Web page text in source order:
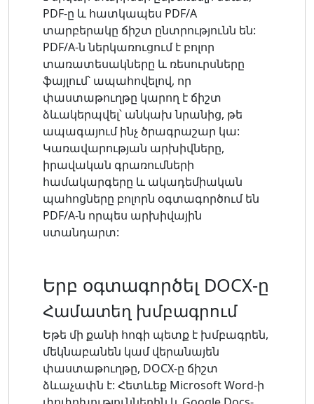
PDF-ը և հատկապես PDF/A
տարբերակը ճիշտ ընտրությունն են:
PDF/A-ն ներկառուցում է բոլոր
տառատեսակները և ռեսուրսները
ֆայլում՝ ապահովելով, որ
փաստաթուղթը կարող է ճիշտ
ձևակերպվել՝ անկախ նրանից, թե
ապագայում ինչ ծրագրաշար կա:
Կառավարության արխիվները,
իրավական գրառումների
համակարգերը և ակադեմիական
պահոցները բոլորն օգտագործում են
PDF/A-ն որպես արխիվային
ստանդարտ:
Երբ օգտագործել DOCX-ը
Համատեղ խմբագրում
Եթե ​​մի քանի հոգի պետք է խմբագրեն,
մեկնաբանեն կամ վերանայեն
փաստաթուղթը, DOCX-ը ճիշտ
ձևաչափն է: Հետևեք Microsoft Word-ի